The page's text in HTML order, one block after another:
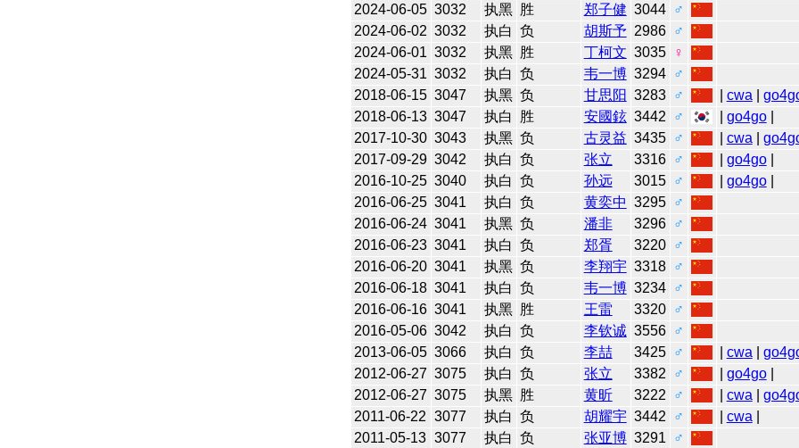
2024-06-05 3032 执黑 胜 郑子健 3044
♂
2024-06-02 3032 执白 负 胡斯予 2986
♂
2024-06-01 3032 执黑 胜 丁柯文 3035
♀
2024-05-31 3032 执白 负 韦一博 3294
♂
2018-06-15 3047 执黑 负 甘思阳 3283 ♂ cwa
2018-06-13 3047 执白 胜 安國鉉 3442 ♂ go4go|
2017-10-30 3043 执黑 负 古灵益 3435 ♂ cwa
2017-09-29 3042 执白 负 张立 3316 ♂ go4go|
2016-10-25 3040 执白 负 孙远 3015 ♂ go4go|
2016-06-25 3041 执白 负 黄奕中 3295
♂
2016-06-24 3041 执黑 负 潘非 3296
♂
2016-06-23 3041 执白 负 郑胥 3220
♂
2016-06-20 3041 执黑 负 李翔宇 3318
♂
2016-06-18 3041 执白 负 韦一博 3234
♂
2016-06-16 3041 执黑 胜 王雷 3320
♂
2016-05-06 3042 执白 负 李钦诚 3556
♂
2013-06-05 3066 执白 负 李喆 3425 ♂ cwa
2012-06-27 3075 执白 负 张立 3382 ♂ go4go|
2012-06-27 3075 执黑 胜 黄昕 3222 ♂ cwa
2011-06-22 3077 执白 负 胡耀宇 3442 ♂ cwa
2011-05-13 3077 执白 负 张亚博 3291
♂